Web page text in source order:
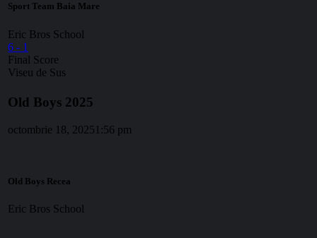
Sport Team Baia Mare
Eric Bros School
6 - 1
Final Score
Viseu de Sus
Old Boys 2025
octombrie 18, 2025 1:56 pm
Old Boys Recea
Eric Bros School